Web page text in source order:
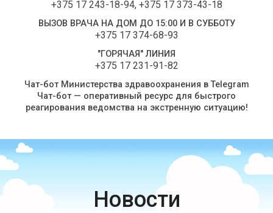
+375 17 243-18-94, +375 17 373-43-18
ВЫЗОВ ВРАЧА НА ДОМ ДО 15:00 И В СУББОТУ
+375 17 374-68-93
"ГОРЯЧАЯ" ЛИНИЯ
+375 17 231-91-82
Чат-бот Министерства здравоохранения в Telegram
Чат-бот — оперативный ресурс для быстрого
реагирования ведомства на экстренную ситуацию!
Новости